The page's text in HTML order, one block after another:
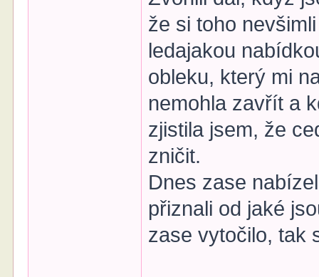
že si toho
ledajakou
obleku, který mi
nemohla zavřít a
zjistila jsem, že
zničit.
Dnes zase
přiznali od jaké
zase vytočilo, tak